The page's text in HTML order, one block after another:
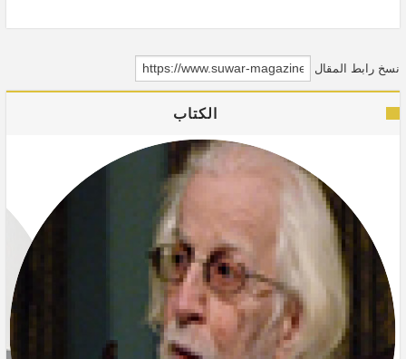
نسخ رابط المقال
الكتاب